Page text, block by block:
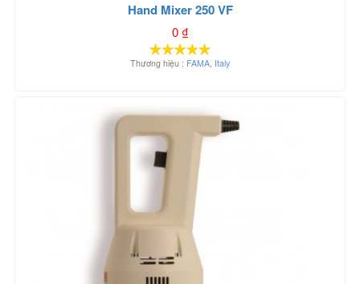
Hand Mixer 250 VF
0₫
Thương hiệu : FAMA, Italy